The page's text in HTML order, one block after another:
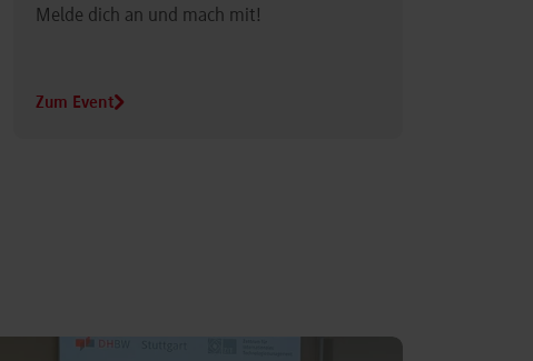
Melde dich an und mach mit!
Zum Event